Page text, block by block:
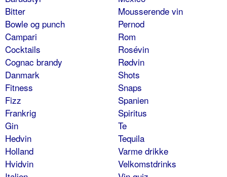
Bitter
Bowle og punch
Campari
Cocktails
Cognac brandy
Danmark
Fitness
Fizz
Frankrig
Gin
Hedvin
Holland
Hvidvin
Mousserende vin
Pernod
Rom
Rosévin
Rødvin
Shots
Snaps
Spanien
Spiritus
Te
Tequila
Varme drikke
Velkomstdrinks